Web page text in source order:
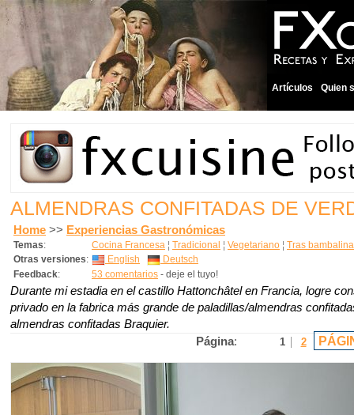
Artículos Quien
ALMENDRAS CONFITADAS DE
Home >> Experiencias Gastronómicas
Temas: Cocina Francesa ¦ Tradicional ¦ Vegetariano ¦ Tras
Otras versiones: English
Deutsch
Feedback: 53 comentarios - deje el tuyo!
Durante mi estadia en el castillo Hattonchâtel en Francia, logre
privado en la fabrica más grande de paladillas/almendras
almendras confitadas Braquier.
Página: 1 2